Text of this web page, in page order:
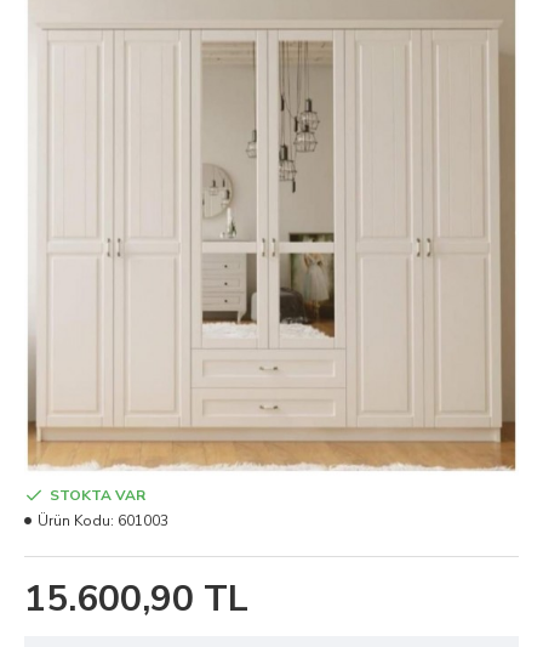
15.600,90 TL
STOKTA VAR
Ürün Kodu: 601003